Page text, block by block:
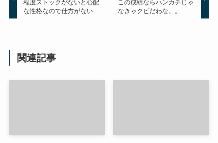
程度ストックがないと心配
な性格なので仕方がない
この成績ならハンカチじゃ
なきゃクビだわな。。
関連記事